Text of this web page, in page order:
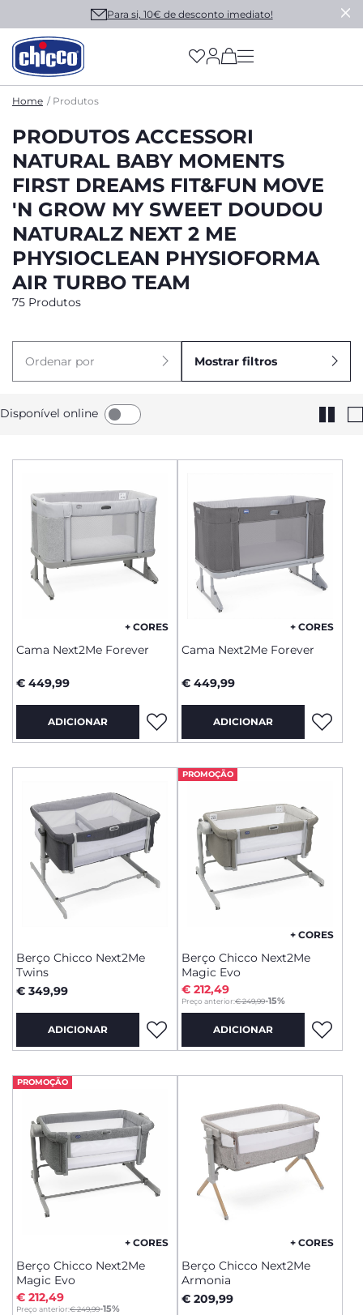
Para si, 10€ de desconto imediato!
(has more options
Home Produtos
PRODUTOS ACCESSORI
NATURAL BABY MOMENTS
FIRST DREAMS FIT&FUN MOVE
'N GROW MY SWEET DOUDOU
NATURALZ NEXT 2 ME
PHYSIOCLEAN PHYSIOFORMA
AIR TURBO TEAM
75 Produtos
Ordenar por Mostrar filtros
Disponível online
+ CORES
Cama Next2Me Forever
€ 449,99
ADICIONAR
+ CORES
Cama Next2Me Forever
€ 449,99
ADICIONAR
Berço Chicco Next2Me
Twins
€ 349,99
ADICIONAR
PROMOÇÃO
+ CORES
Berço Chicco Next2Me
Magic Evo
Preço anterior:€ 249,99-15%
to
€ 212,49
ADICIONAR
PROMOÇÃO
+ CORES
Berço Chicco Next2Me
Magic Evo
Preço anterior:€ 249,99-15%
to
€ 212,49
+ CORES
Berço Chicco Next2Me
Armonia
€ 209,99